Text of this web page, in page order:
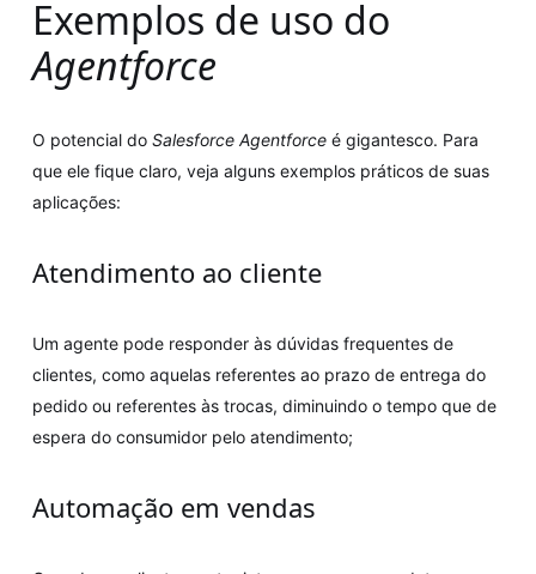
Exemplos de uso do
Agentforce
O potencial do Salesforce Agentforceé gigantesco. Para
que ele fique claro, veja alguns exemplos práticos de suas
aplicações:
Atendimento ao cliente
Um agente pode responder às dúvidas frequentes de
clientes, como aquelas referentes ao prazo de entrega do
pedido ou referentes às trocas, diminuindo o tempo que de
espera do consumidor pelo atendimento;
Automação em vendas